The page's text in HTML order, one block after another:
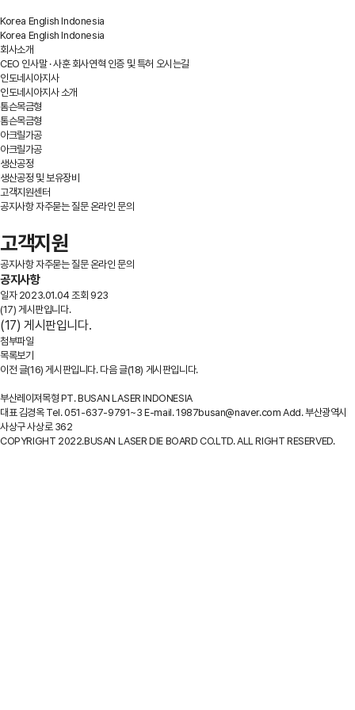
Korea English Indonesia
Korea English Indonesia
회사소개
CEO 인사말 · 사훈회사연혁 인증 및 특허 오시는길
인도네시아지사
인도네시아지사 소개
톰슨목금형
톰슨목금형
아크릴가공
아크릴가공
생산공정
생산공정 및 보유장비
고객지원센터
공지사항자주묻는 질문온라인 문의
고객지원
공지사항자주묻는 질문온라인 문의
공지사항
일자2023.01.04 조회 923
(17) 게시판입니다.
(17) 게시판입니다.
첨부파일
목록보기
이전 글(16) 게시판입니다. 다음 글(18) 게시판입니다.
부산레이져목형 PT. BUSAN LASER INDONESIA
대표 김경옥 Tel. 051-637-9791~3 E-mail. 1987busan@naver.com Add. 부산광역시
사상구 사상로 362
COPYRIGHT 2022.BUSAN LASER DIE BOARD CO.LTD. ALL RIGHT RESERVED.